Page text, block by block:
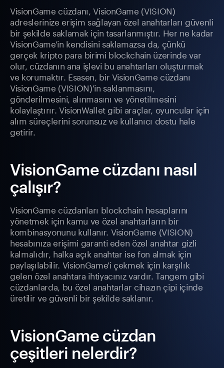
VisionGame cüzdanı, VisionGame (VISION)
adreslerinize erişim sağlayan özel anahtarları güvenli
bir şekilde saklamak için tasarlanmıştır. Her ne kadar
VisionGame'in kendisini saklamazsa da, çünkü
gerçek kripto para birimi blockchain üzerinde var
olur, cüzdanın ana işlevi bu anahtarları oluşturmak
ve korumaktır. Esasen, bir VisionGame cüzdanı
VisionGame (VISION)'in saklanmasını,
gönderilmesini, alınmasını ve yönetilmesini
kolaylaştırır. VisionWallet gibi araçlar, oyuncular için
alım süreçlerini sorunsuz ve kullanıcı dostu hale
getirir.
VisionGame cüzdanı nasıl
çalışır?
VisionGame cüzdanları blockchain hesaplarını
yönetmek için kamu ve özel anahtarların bir
kombinasyonunu kullanır. VisionGame (VISION)
hesabınıza erişimi garanti eden özel anahtar gizli
kalmalıdır, halka açık anahtar ise fon almak için
paylaşılabilir. VisionGame'i çekmek için karşılık
gelen özel anahtara ihtiyacınız vardır. Tangem gibi
cüzdanlarda, bu özel anahtarlar cihazın çipi içinde
üretilir ve güvenli bir şekilde saklanır.
VisionGame cüzdan
çeşitleri nelerdir?